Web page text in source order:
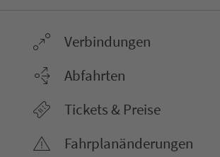
Ver­bin­dungen
Abfahrten
Tickets & Preise
Fahr­plan­ände­rungen